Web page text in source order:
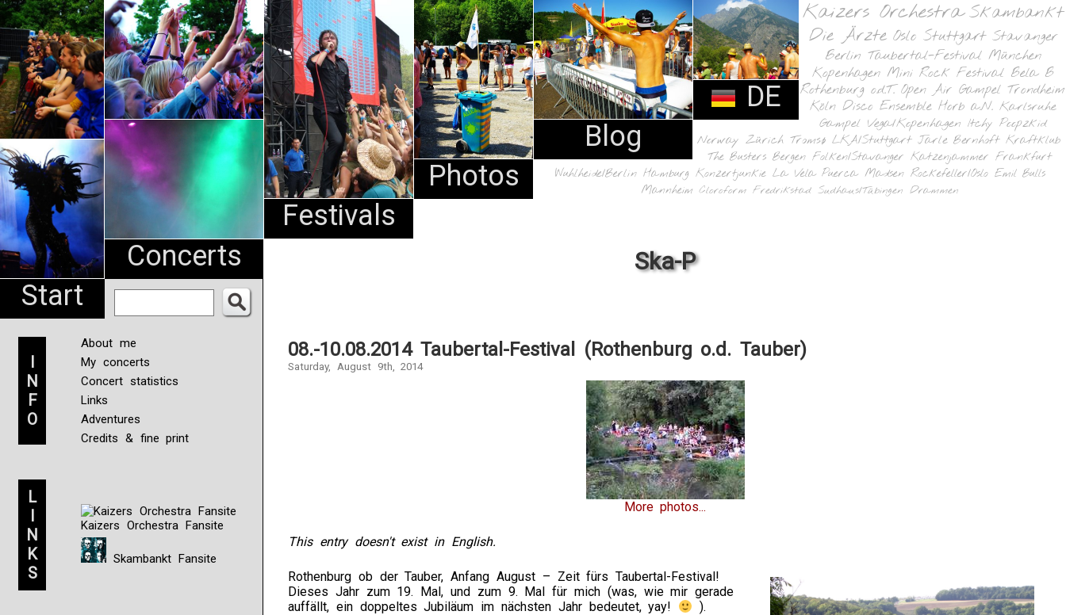
Start
Concerts
Festivals
Photos
Blog
DE
An
Pharma
NL
Kaizers Orchestra Skambankt
Die Ärzte Oslo Stuttgart Stavanger
Berlin Taubertal-Festival München
Kopenhagen Mini Rock Festival Bela B
Rothenburg o.d.T. Open Air Gampel Trondheim
Köln Disco Ensemble Horb a.N. Karlsruhe
Gampel Vega/Kopenhagen Itchy Poopzkid
Norway Zürich Tromsø LKA/Stuttgart Jarle Bernhoft Kraftklub
The Busters Bergen Folken/Stavanger Katzenjammer Frankfurt
Wuhlheide/Berlin Hamburg Konzertjunkie La Vela Puerca Madsen Rockefeller/Oslo Emil Bulls
Mannheim Cloroform Fredrikstad Sudhaus/Tübingen Drammen
I
N
F
O
About me
My concerts
Concert statistics
Links
Adventures
Credits & fine print
L
I
N
K
S
Kaizers Orchestra Fansite
Skambankt Fansite
Ska-P
08.-10.08.2014 Taubertal-Festival (Rothenburg o.d. Tauber)
Saturday, August 9th, 2014
More photos...
This entry doesn't exist in English.
Rothenburg ob der Tauber, Anfang August – Zeit fürs Taubertal-Festival!
Dieses Jahr zum 19. Mal, und zum 9. Mal für mich (was, wie mir gerade
auffällt, ein doppeltes Jubiläum im nächsten Jahr bedeutet, yay!
).